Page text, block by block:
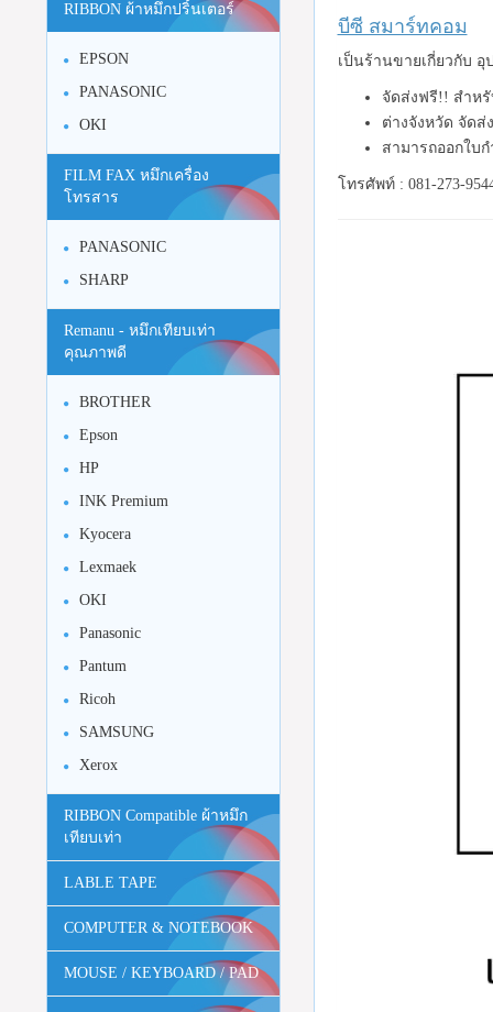
บีซี สมาร์ทคอม
เป็นร้านขายเกี่ยวกับ
จัดส่งฟรี!! สำห
ต่างจังหวัด จัดส่
สามารถออกใบ
โทรศัพท์ : 081-273-
RIBBON ผ้าหมึกปริ้นเตอร์
EPSON
PANASONIC
OKI
FILM FAX หมึกเครื่อง
โทรสาร
PANASONIC
SHARP
Remanu - หมึกเทียบเท่า
คุณภาพดี
BROTHER
Epson
HP
INK Premium
Kyocera
Lexmaek
OKI
Panasonic
Pantum
Ricoh
SAMSUNG
Xerox
RIBBON Compatible ผ้าหมึก
เทียบเท่า
LABLE TAPE
COMPUTER & NOTEBOOK
MOUSE / KEYBOARD / PAD